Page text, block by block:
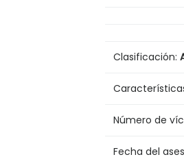
Clasificación:
Número de
Fecha del